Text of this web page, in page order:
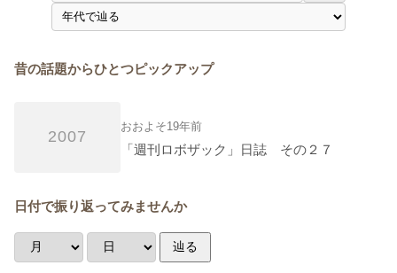
昔の話題からひとつピックアップ
2007
おおよそ19年前
「週刊ロボザック」日誌 その２７
日付で振り返ってみませんか
辿る